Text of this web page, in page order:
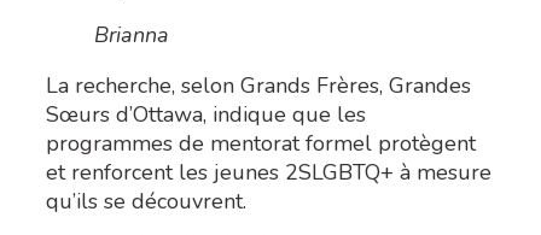
Brianna
La recherche, selon Grands Frères, Grandes
Sœurs d’Ottawa, indique que les
programmes de mentorat formel protègent
et renforcent les jeunes 2SLGBTQ+ à mesure
qu’ils se découvrent.